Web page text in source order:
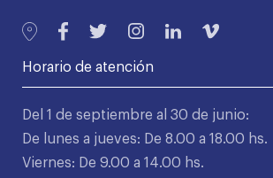
Horario de atención
Del 1 de septiembre al 30 de junio:
De lunes a jueves: De 8.00 a 18.00 hs.
Viernes: De 9.00 a 14.00 hs.